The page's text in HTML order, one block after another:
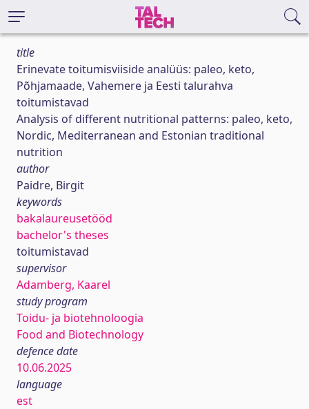
title
Erinevate toitumisviiside analüüs: paleo, keto,
Põhjamaade, Vahemere ja Eesti talurahva
toitumistavad
Analysis of different nutritional patterns: paleo, keto,
Nordic, Mediterranean and Estonian traditional
nutrition
author
Paidre, Birgit
keywords
bakalaureusetööd
bachelor's theses
toitumistavad
supervisor
Adamberg, Kaarel
study program
Toidu- ja biotehnoloogia
Food and Biotechnology
defence date
10.06.2025
language
est